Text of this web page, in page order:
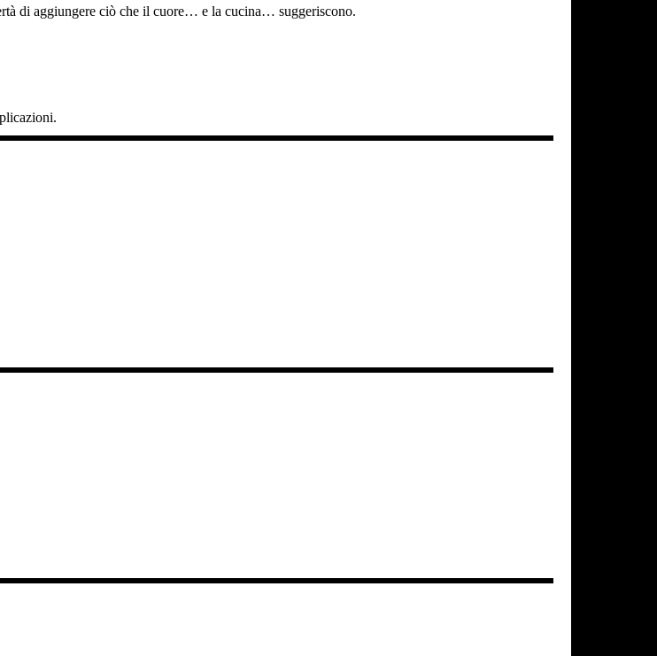
di aggiungere ciò che il cuore… e la cucina… suggeriscono.